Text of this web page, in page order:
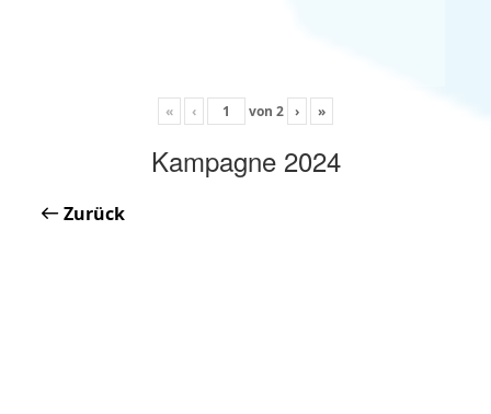
« ‹ von 2 › »
Kampagne 2024
Zurück